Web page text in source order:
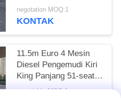
yang baik
negotation MOQ:1
KONTAK
11.5m Euro 4 Mesin
Diesel Pengemudi Kiri
King Panjang 51-seater
besar digunakan Bus
negotiable MOQ:1